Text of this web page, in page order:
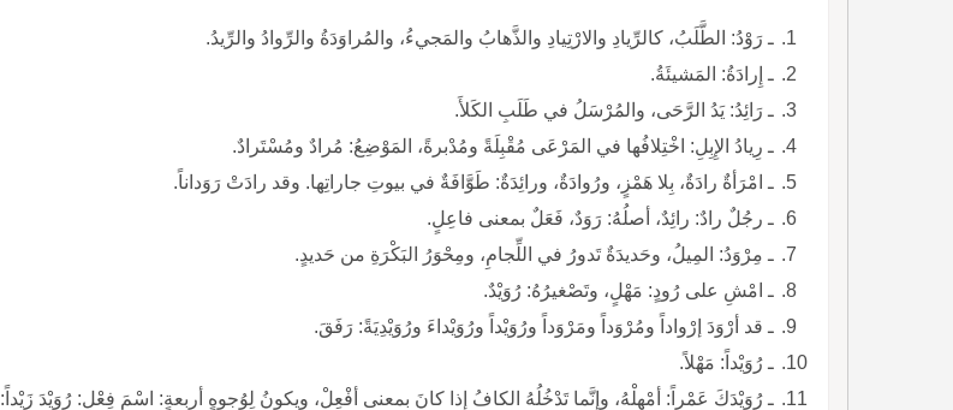
ـ رَوْدُ: الطَّلَبُ، كالرِّيادِ والارْتِيادِ والذَّهابُ والمَجيءُ، والمُراوَدَةُ والرِّوادُ والرِّيدُ.
ـ إِرادَةُ: المَشيئَةُ.
ـ رَائِدُ: يَدُ الرَّحَى، والمُرْسَلُ في طَلَبِ الكَلأَ.
ـ رِيادُ الإِبِلِ: اخْتِلافُها في المَرْعَى مُقْبِلَةً ومُدْبرةً، المَوْضِعُ: مُرادٌ ومُسْتَرادٌ.
ـ امْرَأةٌ رادَةٌ، بِلا هَمْزٍ، ورُوادَةٌ، ورائِدَةٌ: طَوَّافَةٌ في بيوتِ جاراتِها. وقد رادَتْ رَوَداناً.
ـ رجُلٌ رادٌ: رائِدٌ، أصلُهُ: رَوَدٌ، فَعَلٌ بمعنى فاعِلٍ.
ـ مِرْوَدُ: المِيلُ، وحَديدَةٌ تَدورُ في اللِّجامِ، ومِحْوَرُ البَكْرَةِ من حَديدٍ.
ـ امْشِ على رُودٍ: مَهْلٍ، وتَصْغيرُهُ: رُوَيْدٌ.
ـ قد أرْوَدَ إرْواداً ومُرْوَداً ومَرْوَداً ورُوَيْداً ورُوَيْداءَ ورُوَيْدِيَةً: رَفَقَ.
ـ رُوَيْداً: مَهْلاً.
ـ رُوَيْدَكَ عَمْراً: أمْهِلْهُ، وإنَّما تَدْخُلُهُ الكافُ إذا كانَ بمعنى أفْعِلْ، ويكونُ لِوُجوهٍ أربعةٍ: اسْمَ فِعْلٍ: رُوَيْدَ زَيْداً: